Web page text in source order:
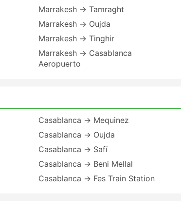
Marrakesh → Tamraght
Marrakesh → Oujda
Marrakesh → Tinghir
Marrakesh → Casablanca
Aeropuerto
Casablanca → Mequinez
Casablanca → Oujda
Casablanca → Safí
Casablanca → Beni Mellal
Casablanca → Fes Train Station